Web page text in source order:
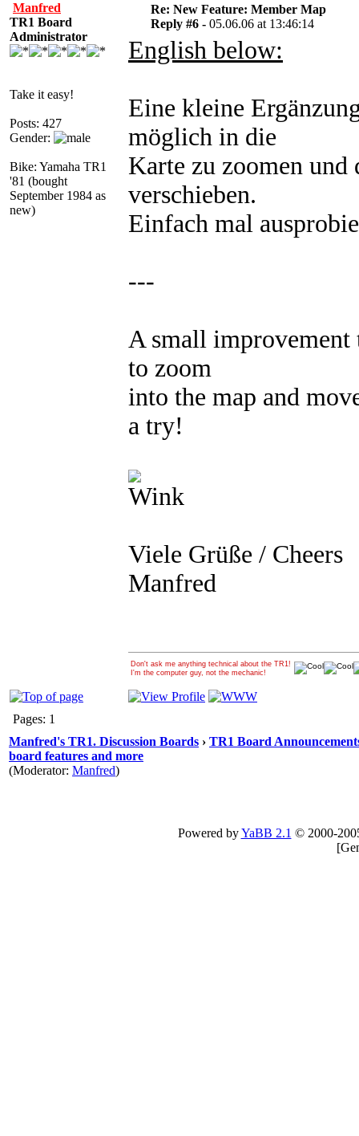
Manfred
TR1 Board
Administrator
Take it easy!
Posts: 427
Gender:
Bike: Yamaha TR1
'81 (bought
September 1984 as
new)
Re: New Feature: Member Map
Reply #6 - 05.06.06 at 13:46:14
English below:
Eine kleine
möglich in die
Karte zu zoomen und
verschieben.
Einfach mal
---
A small
to zoom
into the map and
a try!
Viele Grüße / Cheers
Manfred
Don't ask me anything technical about the TR1!
I'm the computer guy, not the mechanic!
Pages: 1
Manfred's TR1. Discussion Boards › TR1 Board
board features and more
(Moderator: Manfred)
Powered byYaBB 2.1 © 2000-
[